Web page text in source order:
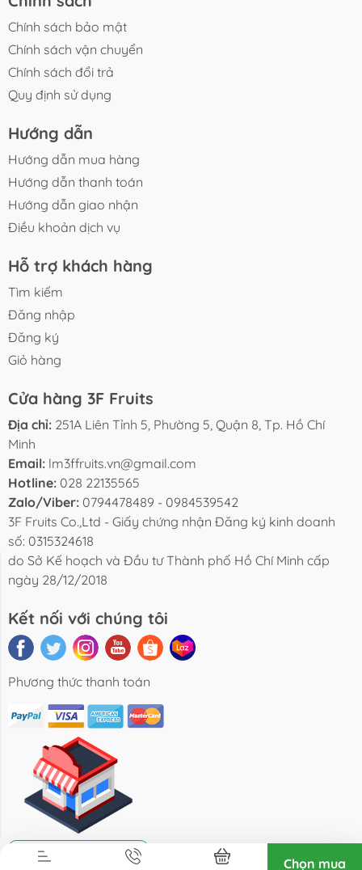
BLOG TUYỂN DỤNG
Chọn mua
Chính sách bảo mật
Chính sách vận chuyển
Chính sách đổi trả
Quy định sử dụng
Hướng dẫn
Hướng dẫn mua hàng
Hướng dẫn thanh toán
Hướng dẫn giao nhận
Điều khoản dịch vụ
Hỗ trợ khách hàng
Tìm kiếm
Đăng nhập
Đăng ký
Giỏ hàng
Cửa hàng 3F Fruits
Địa chỉ: 251A Liên Tỉnh 5, Phường 5, Quận 8, Tp. Hồ Chí
Minh
Email: lm3ffruits.vn@gmail.com
Hotline: 028 22135565
Zalo/Viber: 0794478489 - 0984539542
3F Fruits Co.,Ltd - Giấy chứng nhận Đăng ký kinh doanh
số: 0315324618
do Sở Kế hoạch và Đầu tư Thành phố Hồ Chí Minh cấp
ngày 28/12/2018
Kết nối với chúng tôi
Phương thức thanh toán
Địa chỉ cửa hàng